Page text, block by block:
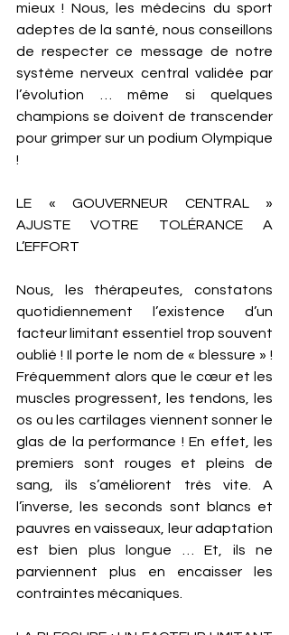
mieux ! Nous, les médecins du sport
adeptes de la santé, nous conseillons
de respecter ce message de notre
système nerveux central validée par
l’évolution … même si quelques
champions se doivent de transcender
pour grimper sur un podium Olympique
!
LE « GOUVERNEUR CENTRAL »
AJUSTE VOTRE TOLÉRANCE A
L’EFFORT
Nous, les thérapeutes, constatons
quotidiennement l’existence d’un
facteur limitant essentiel trop souvent
oublié ! Il porte le nom de « blessure » !
Fréquemment alors que le cœur et les
muscles progressent, les tendons, les
os ou les cartilages viennent sonner le
glas de la performance ! En effet, les
premiers sont rouges et pleins de
sang, ils s’améliorent très vite. A
l’inverse, les seconds sont blancs et
pauvres en vaisseaux, leur adaptation
est bien plus longue … Et, ils ne
parviennent plus en encaisser les
contraintes mécaniques.